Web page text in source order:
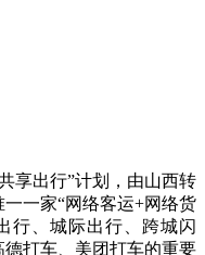
享出行”计划，由山西转
一家“网络客运+网络货
行、城际出行、跨城闪
打车、美团打车的重要